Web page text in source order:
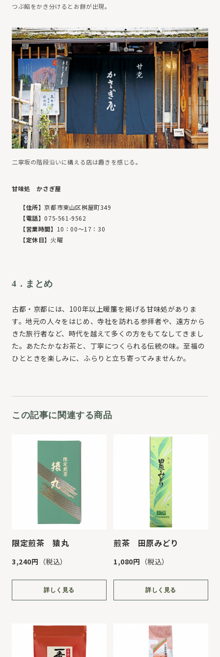
つぶ餡をかき分けるとお餅が出現。
二寧坂の階段沿いに構える店は趣きを感じる。
甘味処 かさぎ屋
【住所】京都市東山区桝屋町349
【電話】075-561-9562
【営業時間】 10：00〜17：30
【定休日】 火曜
4．まとめ
古都・京都には、100年以上暖簾を掲げる甘味処がありま
す。地元の人々をはじめ、寺社を訪れる参拝者や、遠方から
きた旅行者など、時代を越えて多くの方をもてなしてきまし
た。あたたかなお茶と、丁寧につくられる伝統の味。至福の
ひとときを楽しみに、ふらりと立ち寄ってみませんか。
この記事に関連する商品
限定煎茶 猿丸
3,240円 （税込）
詳しく見る
煎茶 田原みどり
1,080円 （税込）
詳しく見る